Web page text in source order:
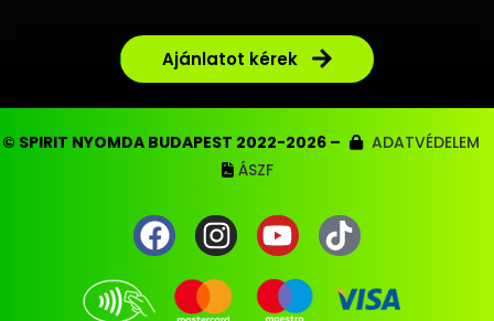
Ajánlatot kérek
© SPIRIT NYOMDA BUDAPEST 2022-2026 –
ADATVÉDELEM
ÁSZF